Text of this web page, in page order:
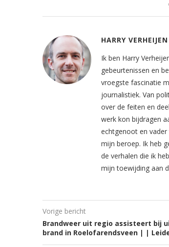
HARRY VERHEIJEN
Ik ben Harry
gebeurtenissen en
vroegste fascinatie
journalistiek. Van
over de feiten en
werk kon bijdragen
echtgenoot en
mijn beroep. Ik heb
de verhalen die ik
mijn toewijding aan
Vorige bericht
Brandweer uit regio assisteert bij
brand in Roelofarendsveen | |